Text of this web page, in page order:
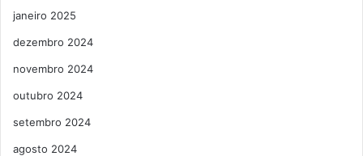
janeiro 2025
dezembro 2024
novembro 2024
outubro 2024
setembro 2024
agosto 2024